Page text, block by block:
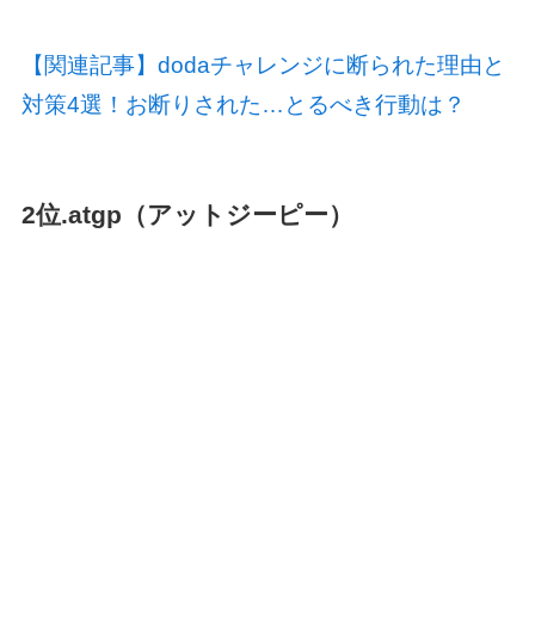
【関連記事】dodaチャレンジに断られた理由と
対策4選！お断りされた…とるべき行動は？
2位.atgp（アットジーピー）